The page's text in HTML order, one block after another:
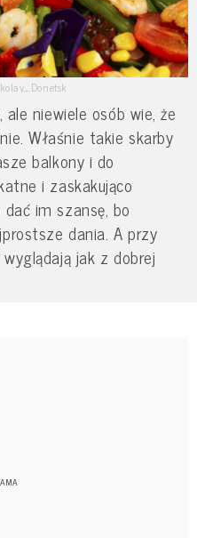
niewiele osób wie, że
Właśnie takie skarby
balkony i do
i zaskakująco
im szansę, bo
dania. A przy
jak z dobrej